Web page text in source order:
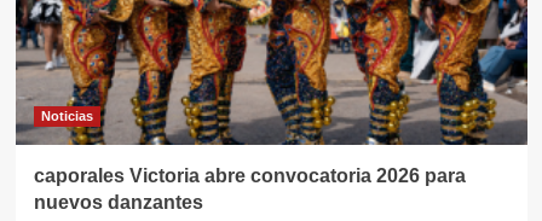
Noticias
caporales Victoria abre convocatoria 2026 para
nuevos danzantes